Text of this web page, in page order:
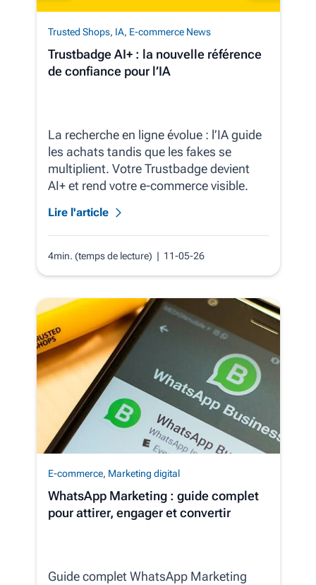
Trusted Shops, IA, E-commerce News
Trustbadge AI+ : la nouvelle référence
de confiance pour l’IA
La recherche en ligne évolue : l’IA guide
les achats tandis que les fakes se
multiplient. Votre Trustbadge devient
AI+ et rend votre e‑commerce visible.
Lire l'article
4min. (temps de lecture) | 11-05-26
E-commerce, Marketing digital
WhatsApp Marketing : guide complet
pour attirer, engager et convertir
Guide complet WhatsApp Marketing